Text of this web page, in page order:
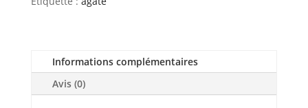
Informations complémentaires
Avis (0)